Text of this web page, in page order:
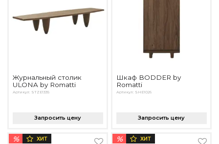
Подбор, производство и комплектация по вашему
Все категории товаров
Журнальный столик
ULONA by Romatti
Артикул: STZE1335
Запросить цену
Шкаф BODDER by
Romatti
Артикул: SHE1026
Запросить цену
% ХИТ % ХИТ